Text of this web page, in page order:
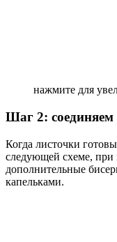
нажмите для
Шаг 2: соединяем
Когда листочки
следующей схеме, при
дополнительные
капельками.